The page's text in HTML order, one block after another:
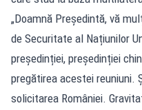
„Doamnă Președintă, vă
de Securitate al Națiunilor
președinției, președinției
pregătirea acestei reuniuni.
solicitarea României.